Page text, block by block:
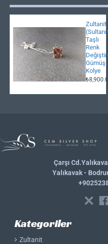
Zultanit
Taşlı
Renk
Gümüş
Kolye
₺8,900.00
Çarşı
Yalıkavak -
Kategoriler
Zultanit